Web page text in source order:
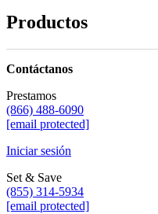
Productos
Contáctanos
Prestamos
(866) 488-6090
[email protected]
Iniciar sesión
Set & Save
(855) 314-5934
[email protected]